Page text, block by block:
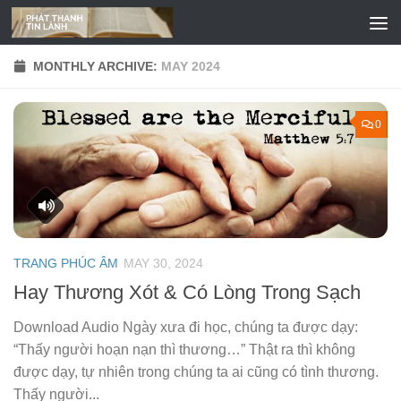
Skip to content
MONTHLY ARCHIVE: MAY 2024
0
TRANG PHÚC ÂM MAY 30, 2024
Hay Thương Xót & Có Lòng Trong Sạch
Download Audio Ngày xưa đi học, chúng ta được dạy:
“Thấy người hoạn nạn thì thương…” Thật ra thì không
được dạy, tự nhiên trong chúng ta ai cũng có tình thương.
Thấy người...